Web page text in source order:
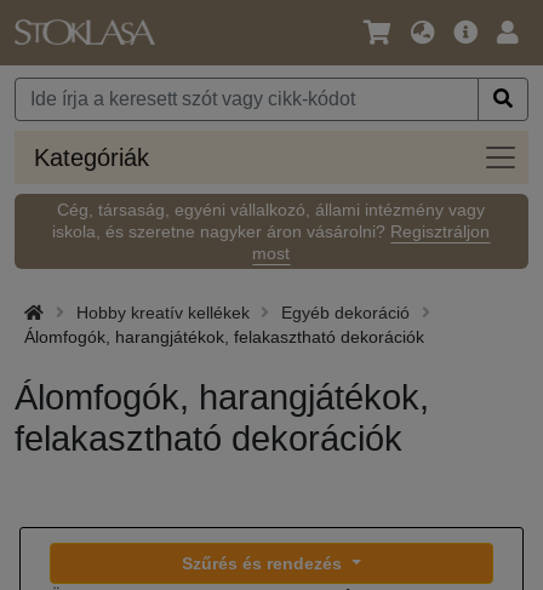
Nyelv
Pénznem
Fő
Kategóriák
Cég, társaság, egyéni vállalkozó, állami intézmény vagy
iskola, és szeretne nagyker áron vásárolni? Regisztráljon
most
Hobby kreatív kellékek
Egyéb dekoráció
Álomfogók, harangjátékok, felakasztható dekorációk
Álomfogók, harangjátékok,
felakasztható dekorációk
Szűrés és rendezés